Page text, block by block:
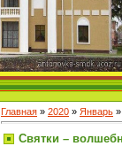
Главная » 2020 » Январь »
Святки –